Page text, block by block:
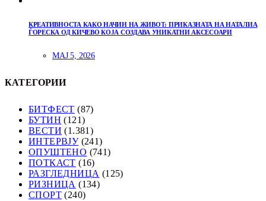
КРЕАТИВНОСТА КАКО НАЧИН НА ЖИВОТ: ПРИКАЗНАТА НА НАТАЛИА
ЃОРЕСКА ОД КИЧЕВО КОЈА СОЗДАВА УНИКАТНИ АКСЕСОАРИ
МАЈ 5, 2026
КАТЕГОРИИ
БИТФЕСТ (87)
БУТИН (121)
ВЕСТИ (1.381)
ИНТЕРВЈУ(241)
ОПУШТЕНО (741)
ПОТКАСТ (16)
РАЗГЛЕДНИЦА (125)
РИЗНИЦА (134)
СПОРТ (240)